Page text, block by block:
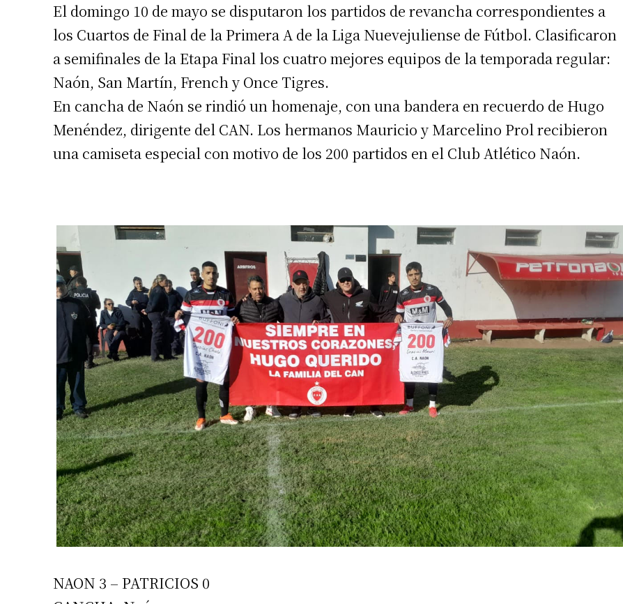
Suscribirme gratis
* Requerido
Dirección de correo electrónico*
El domingo 10 de mayo se disputaron los partidos de revancha correspondientes a
los Cuartos de Final de la Primera A de la Liga Nuevejuliense de Fútbol. Clasificaron
a semifinales de la Etapa Final los cuatro mejores equipos de la temporada regular:
Naón, San Martín, French y Once Tigres.
En cancha de Naón se rindió un homenaje, con una bandera en recuerdo de Hugo
Menéndez, dirigente del CAN. Los hermanos Mauricio y Marcelino Prol recibieron
una camiseta especial con motivo de los 200 partidos en el Club Atlético Naón.
NAON 3 – PATRICIOS 0